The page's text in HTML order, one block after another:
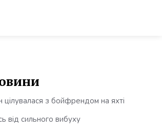
з бойфрендом на яхті
від сильного вибуху